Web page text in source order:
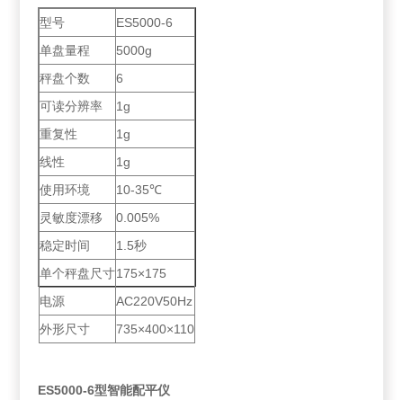
型号
ES5000-6
单盘量程
5000g
秤盘个数
6
可读分辨率
1g
重复性
1g
线性
1g
使用环境
10-35℃
灵敏度漂移
0.005%
稳定时间
1.5秒
单个秤盘尺寸175×175
电源
AC220V50Hz
外形尺寸
735×400×110
ES5000-6型智能配平仪